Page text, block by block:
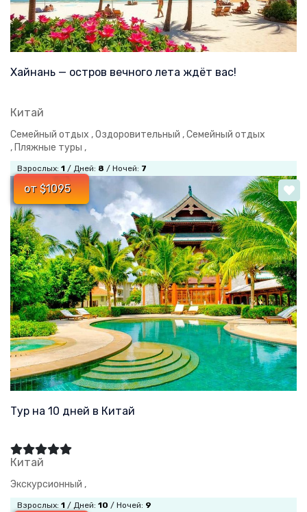
Хайнань — остров вечного лета ждёт вас!
Китай
Семейный отдых ,Оздоровительный ,Семейный отдых
, Пляжные туры ,
Взрослых: 1 / Дней: 8 / Ночей: 7
от $1095
Тур на 10 дней в Китай
Китай
Экскурсионный ,
Взрослых: 1 / Дней: 10 / Ночей: 9